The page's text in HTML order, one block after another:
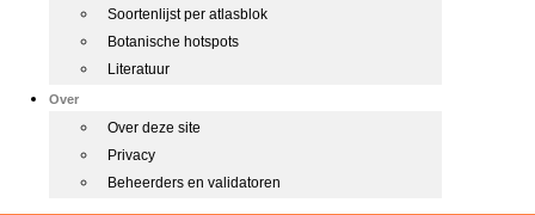
Soortenlijst per atlasblok
Botanische hotspots
Literatuur
Over
Over deze site
Privacy
Beheerders en validatoren